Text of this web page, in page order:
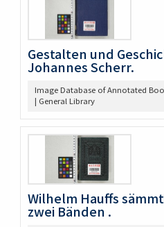
Gestalten und
Johannes Scherr.
Image Database of Annotated
| General Library
Wilhelm Hauffs
zwei Bänden .